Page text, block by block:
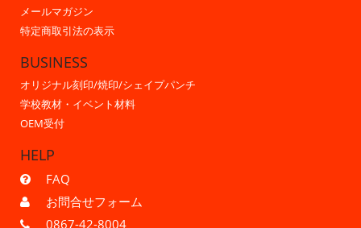
メールマガジン
特定商取引法の表示
BUSINESS
オリジナル刻印/焼印/シェイプパンチ
学校教材・イベント材料
OEM受付
HELP
FAQ
お問合せフォーム
0867-42-8004